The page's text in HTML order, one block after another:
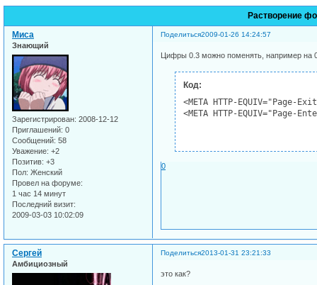
Растворение
Поделиться2009-01-26 14:24:57
Миса
Знающий
Зарегистрирован: 2008-12-12
Приглашений: 0
Сообщений: 58
Уважение: +2
Позитив: +3
Пол: Женский
Провел на форуме:
1 час 14 минут
Последний визит:
2009-03-03 10:02:09
Цифры 0.3 можно поменять, например на
Код:
<META HTTP-EQUIV="Page-
<META HTTP-EQUIV="Page-
0
Поделиться2013-01-31 23:21:33
Сергей
Амбициозный
это как?